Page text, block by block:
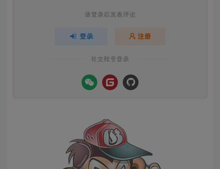
请登录后发表评论
登录 注册
社交账号登录